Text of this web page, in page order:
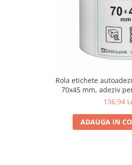
Rola etichete
70x45 mm, adeziv
etichete/
136,94
ADAUGA IN